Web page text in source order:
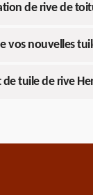
de rive de
vos nouvelles
tuile de rive